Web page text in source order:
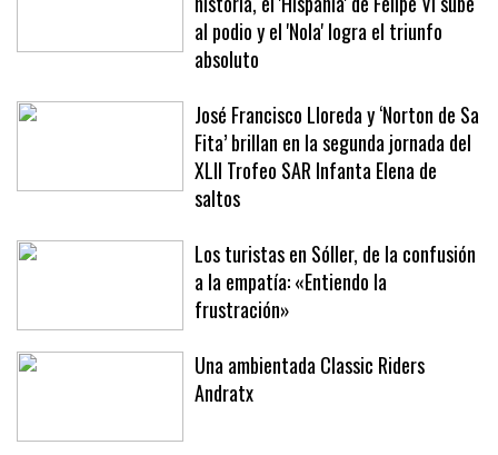
al podio y el 'Nola' logra el triunfo
absoluto
José Francisco Lloreda y ‘Norton de Sa
Fita’ brillan en la segunda jornada del
XLII Trofeo SAR Infanta Elena de
saltos
Los turistas en Sóller, de la confusión
a la empatía: «Entiendo la
frustración»
Una ambientada Classic Riders
Andratx